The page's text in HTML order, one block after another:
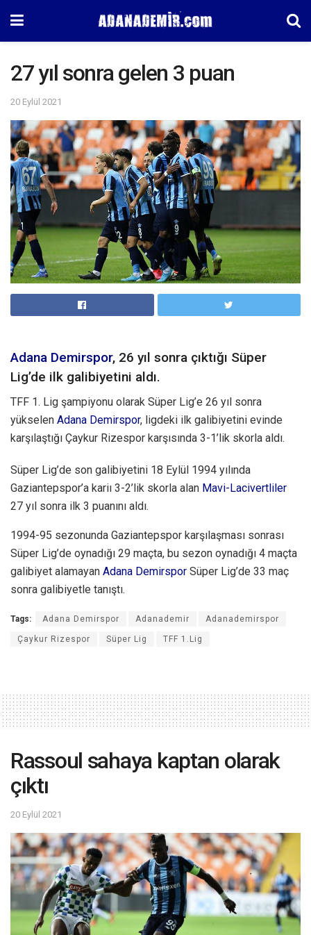
27 yıl sonra gelen 3 puan
20 Eylül 2021
Adana Demirspor, 26 yıl sonra çıktığı Süper
Lig’de ilk galibiyetini aldı.
TFF 1. Lig şampiyonu olarak Süper Lig’e 26 yıl sonra
yükselen Adana Demirspor, ligdeki ilk galibiyetini evinde
karşılaştığı Çaykur Rizespor karşısında 3-1’lik skorla aldı.
Süper Lig’de son galibiyetini 18 Eylül 1994 yılında
Gaziantepspor’a kariı 3-2’lik skorla alan Mavi-Lacivertliler
27 yıl sonra ilk 3 puanını aldı.
1994-95 sezonunda Gaziantepspor karşılaşması sonrası
Süper Lig’de oynadığı 29 maçta, bu sezon oynadığı 4 maçta
galibiyet alamayan Adana Demirspor Süper Lig’de 33 maç
sonra galibiyetle tanıştı.
Tags: Adana Demirspor Adanademir Adanademirspor
Çaykur Rizespor Süper Lig TFF 1.Lig
Rassoul sahaya kaptan olarak
çıktı
20 Eylül 2021